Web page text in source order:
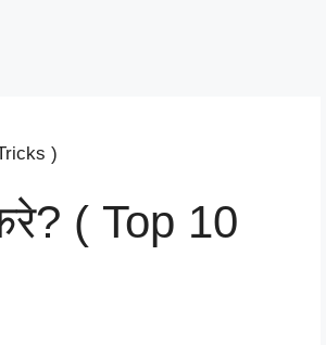
)
( Top 10